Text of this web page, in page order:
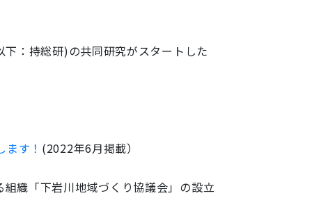
：持総研)の共同研究がスタートした
す！ (2022年6月掲載）
織「下岩川地域づくり協議会」の設立